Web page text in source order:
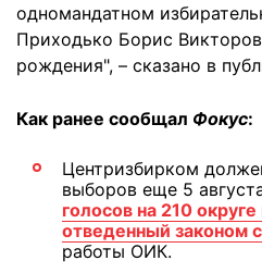
одномандатном
Приходько Борис
рождения", – сказано в
Как ранее сообщал Фокус:
Центризбирком
выборов еще 5
голосов на 210
отведенный законом
работы ОИК.